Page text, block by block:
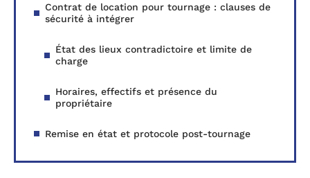
Contrat de location pour tournage : clauses de
sécurité à intégrer
État des lieux contradictoire et limite de
charge
Horaires, effectifs et présence du
propriétaire
Remise en état et protocole post-tournage